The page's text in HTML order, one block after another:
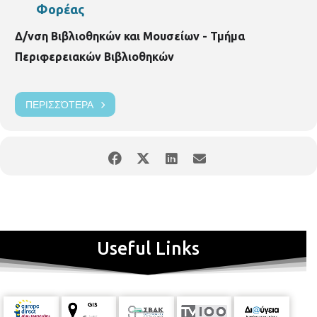
p.vivlio.delfon@thessaloniki.gr
Φορέας
Δ/νση Βιβλιοθηκών και Μουσείων - Τμήμα
Περιφερειακών Βιβλιοθηκών
ΠΕΡΙΣΣΌΤΕΡΑ
Useful Links